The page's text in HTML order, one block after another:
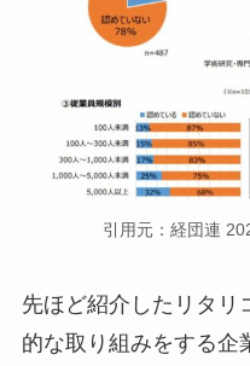
引用元：経団連
先ほど紹介したリタリ
的な取り組みをする企